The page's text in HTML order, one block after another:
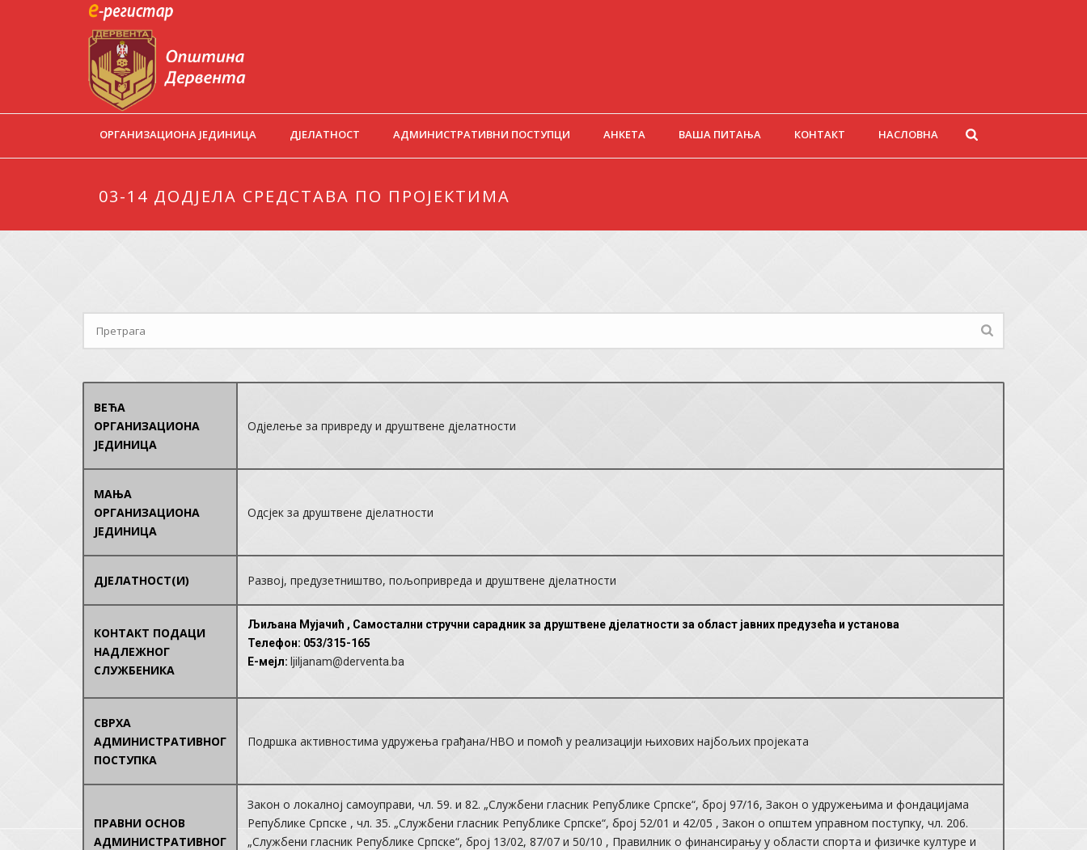
ОРГАНИЗАЦИОНА ЈЕДИНИЦА ДЈЕЛАТНОСТ АДМИНИСТРАТИВНИ ПОСТУПЦИ АНКЕТА ВАША ПИТАЊА КОНТАКТ НАСЛОВНА
03-14 ДОДЈЕЛА СРЕДСТАВА ПО ПРОЈЕКТИМА
ВЕЋА
ОРГАНИЗАЦИОНА
ЈЕДИНИЦА
Одјелење за привреду и друштвене дјелатности
МАЊА
ОРГАНИЗАЦИОНА
ЈЕДИНИЦА
Одсјек за друштвене дјелатности
ДЈЕЛАТНОСТ(И) Развој, предузетништво, пољопривреда и друштвене дјелатности
КОНТАКТ ПОДАЦИ
НАДЛЕЖНОГ
СЛУЖБЕНИКА
Љиљана Мујачић , Самостални стручни сарадник за друштвене дјелатности за област јавних предузећа и установа
Телефон: 053/315-165
E-мејл: ljiljanam@derventa.ba
СВРХА
АДМИНИСТРАТИВНОГ
ПОСТУПКА
Подршка активностима удружења грађана/НВО и помоћ у реализацији њихових најбољих пројеката
ПРАВНИ ОСНОВ
АДМИНИСТРАТИВНОГ
Закон о локалној самоуправи, чл. 59. и 82. „Службени гласник Републике Српске“, број 97/16, Закон o удружењима и фондацијама
Републике Српске , чл. 35. „Службени гласник Републике Српске“, број 52/01 и 42/05 , Закон о општем управном поступку, чл. 206.
„Службени гласник Републике Српске“, број 13/02, 87/07 и 50/10 , Правилник о финансирању у области спорта и физичке културе и